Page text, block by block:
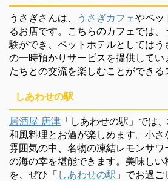
うさぎさんは、 うさぎカフェやペッ
るお店です。こちらのカフェでは
験ができ、ペットホテルとしては
の一時預かりサービスを提供して
たちとの交流を楽しむことができる
しあわせの駅
居酒屋 唐津 「しあわせの駅」では
和風料理とお酒が楽しめます。小
雰囲気の中、名物の凍結レモンサ
の海の幸を堪能できます。美味しい
を、ぜひ「 しあわせの駅 」でお過ご